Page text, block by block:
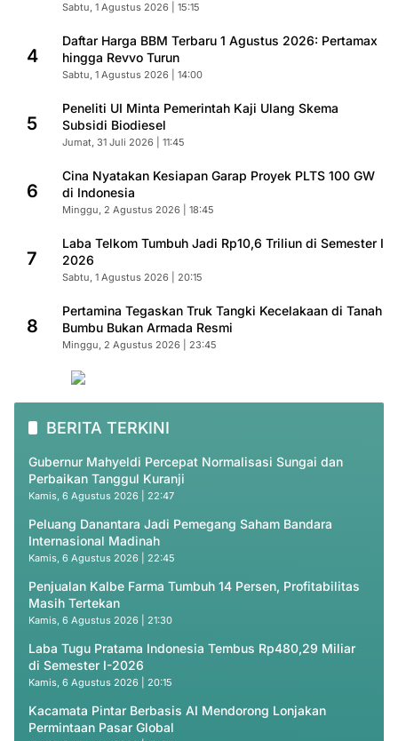
Sabtu, 1 Agustus 2026 | 15:15
4
Daftar Harga BBM Terbaru 1 Agustus 2026: Pertamax
hingga Revvo Turun
Sabtu, 1 Agustus 2026 | 14:00
5
Peneliti UI Minta Pemerintah Kaji Ulang Skema
Subsidi Biodiesel
Jumat, 31 Juli 2026 | 11:45
6
Cina Nyatakan Kesiapan Garap Proyek PLTS 100 GW
di Indonesia
Minggu, 2 Agustus 2026 | 18:45
7
Laba Telkom Tumbuh Jadi Rp10,6 Triliun di Semester I
2026
Sabtu, 1 Agustus 2026 | 20:15
8
Pertamina Tegaskan Truk Tangki Kecelakaan di Tanah
Bumbu Bukan Armada Resmi
Minggu, 2 Agustus 2026 | 23:45
BERITA TERKINI
Gubernur Mahyeldi Percepat Normalisasi Sungai dan
Perbaikan Tanggul Kuranji
Kamis, 6 Agustus 2026 | 22:47
Peluang Danantara Jadi Pemegang Saham Bandara
Internasional Madinah
Kamis, 6 Agustus 2026 | 22:45
Penjualan Kalbe Farma Tumbuh 14 Persen, Profitabilitas
Masih Tertekan
Kamis, 6 Agustus 2026 | 21:30
Laba Tugu Pratama Indonesia Tembus Rp480,29 Miliar
di Semester I-2026
Kamis, 6 Agustus 2026 | 20:15
Kacamata Pintar Berbasis AI Mendorong Lonjakan
Permintaan Pasar Global